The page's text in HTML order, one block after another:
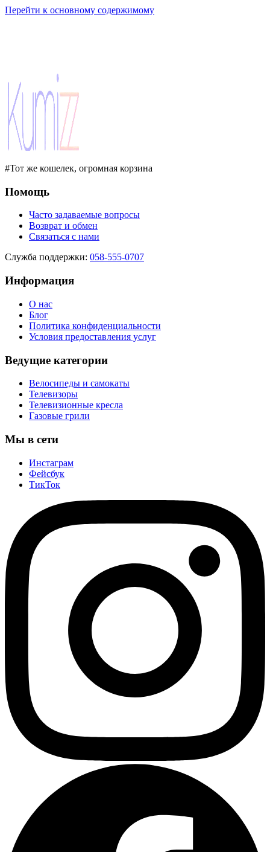
Перейти к основному содержимому
#Тот же кошелек, огромная корзина
Помощь
Часто задаваемые вопросы
Возврат и обмен
Связаться с нами
Служба поддержки: 058-555-0707
Информация
О нас
Блог
Политика конфиденциальности
Условия предоставления услуг
Ведущие категории
Велосипеды и самокаты
Телевизоры
Телевизионные кресла
Газовые грили
Мы в сети
Инстаграм
Фейсбук
ТикТок